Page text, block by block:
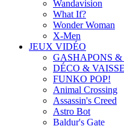
Wandavision
What If?
Wonder Woman
X-Men
JEUX VIDÉO
GASHAPONS
DÉCO &
FUNKO POP!
Animal Crossing
Assassin's Creed
Astro Bot
Baldur's Gate